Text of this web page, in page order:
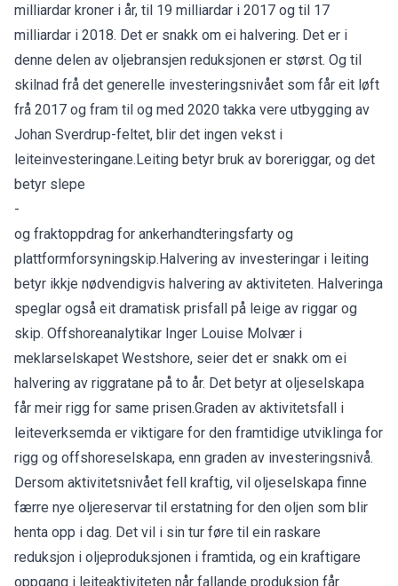
milliardar kroner i år, til 19 milliardar i 2017 og til 17
milliardar i 2018. Det er snakk om ei halvering. Det er i
denne delen av oljebransjen reduksjonen er størst. Og til
skilnad frå det generelle investeringsnivået som får eit løft
frå 2017 og fram til og med 2020 takka vere utbygging av
Johan Sverdrup-feltet, blir det ingen vekst i
leiteinvesteringane.Leiting betyr bruk av boreriggar, og det
betyr slepe
-
og fraktoppdrag for ankerhandteringsfarty og
plattformforsyningskip.Halvering av investeringar i leiting
betyr ikkje nødvendigvis halvering av aktiviteten. Halveringa
speglar også eit dramatisk prisfall på leige av riggar og
skip. Offshoreanalytikar Inger Louise Molvær i
meklarselskapet Westshore, seier det er snakk om ei
halvering av riggratane på to år. Det betyr at oljeselskapa
får meir rigg for same prisen.Graden av aktivitetsfall i
leiteverksemda er viktigare for den framtidige utviklinga for
rigg og offshoreselskapa, enn graden av investeringsnivå.
Dersom aktivitetsnivået fell kraftig, vil oljeselskapa finne
færre nye oljereservar til erstatning for den oljen som blir
henta opp i dag. Det vil i sin tur føre til ein raskare
reduksjon i oljeproduksjonen i framtida, og ein kraftigare
oppgang i leiteaktiviteten når fallande produksjon får